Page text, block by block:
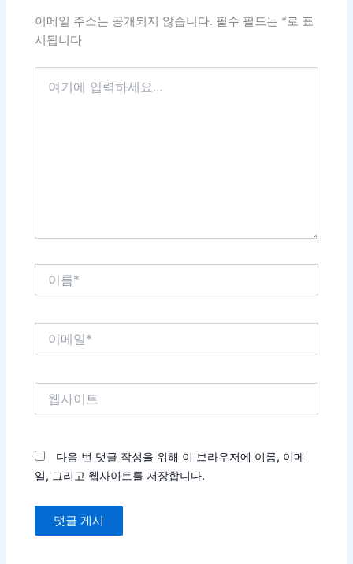
이메일 주소는 공개되지 않습니다. 필수 필드는 *로 표
시됩니다
다음 번 댓글 작성을 위해 이 브라우저에 이름, 이메
일, 그리고 웹사이트를 저장합니다.